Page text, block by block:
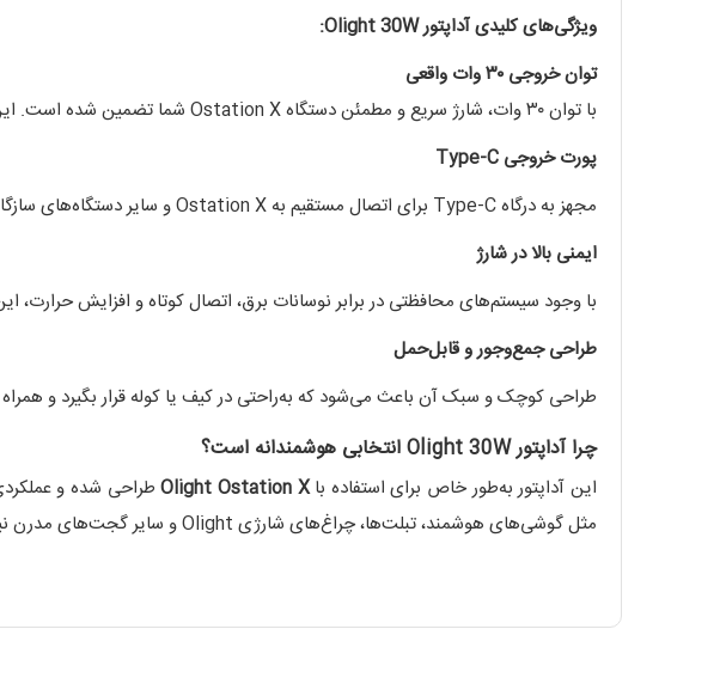
ویژگی‌های کلیدی آداپتور Olight 30W:
توان خروجی ۳۰ وات واقعی
با توان ۳۰ وات، شارژ سریع و مطمئن دستگاه Ostation X شما تضمین شده است. این توان برای استفاده‌های طولانی‌مدت و شارژ پرسرعت ایده‌آل است.
پورت خروجی Type-C
مجهز به درگاه Type-C برای اتصال مستقیم به Ostation X و سایر دستگاه‌های سازگار. با این پورت، انتقال انرژی با کمترین اتلاف و بالاترین بازدهی انجام می‌شود.
ایمنی بالا در شارژ
با وجود سیستم‌های محافظتی در برابر نوسانات برق، اتصال کوتاه و افزایش حرارت،
طراحی جمع‌وجور و قابل‌حمل
طراحی کوچک و سبک آن باعث می‌شود که به‌راحتی در کیف یا کوله قرار بگیرد و
چرا آداپتور Olight 30W انتخابی هوشمندانه است؟
این آداپتور به‌طور خاص برای استفاده باOlight Ostation X
مثل گوشی‌های هوشمند، تبلت‌ها، چراغ‌های شارژی Olight و سایر گجت‌های مدرن نیز استفاده کنید.